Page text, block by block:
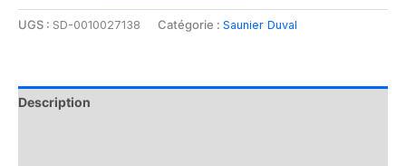
UGS : SD-0010027138 Catégorie : Saunier Duval
Description